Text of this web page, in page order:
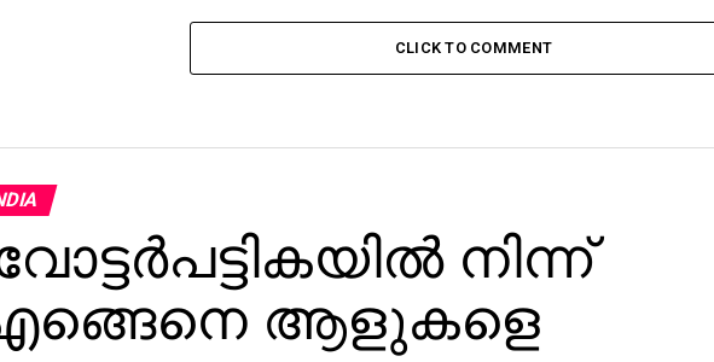
CLICK TO COMMENT
നിന്ന്
ആളുകളെ